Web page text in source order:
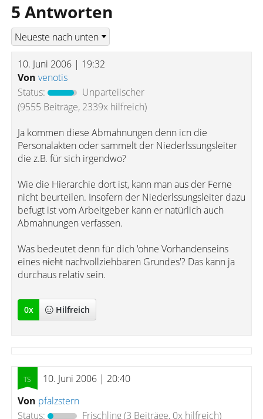
5 Antworten
10. Juni 2006 | 19:32
Von venotis
Status:
Unparteiischer
(9555 Beiträge, 2339x hilfreich)
Ja kommen diese Abmahnungen denn icn die
Personalakten oder sammelt der Niederlssungsleiter
die z.B. für sich irgendwo?
Wie die Hierarchie dort ist, kann man aus der Ferne
nicht beurteilen. Insofern der Niederlssungsleiter dazu
befugt ist vom Arbeitgeber kann er natürlich auch
Abmahnungen verfassen.
Was bedeutet denn für dich 'ohne Vorhandenseins
einesnichtnachvollziehbaren Grundes'? Das kann ja
durchaus relativ sein.
0x Hilfreich
10. Juni 2006 | 20:40
Von pfalzstern
Status:
Frischling(3 Beiträge, 0x hilfreich)